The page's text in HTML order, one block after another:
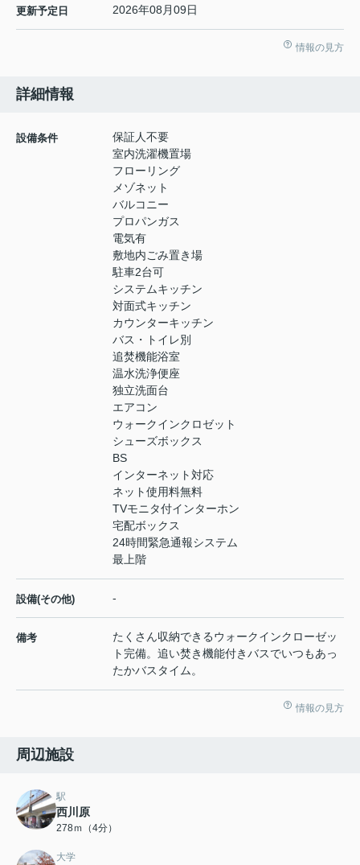
更新予定日 2026年08月09日
情報の見方
詳細情報
設備条件
保証人不要
室内洗濯機置場
フローリング
メゾネット
バルコニー
プロパンガス
電気有
敷地内ごみ置き場
駐車2台可
システムキッチン
対面式キッチン
カウンターキッチン
バス・トイレ別
追焚機能浴室
温水洗浄便座
独立洗面台
エアコン
ウォークインクロゼット
シューズボックス
BS
インターネット対応
ネット使用料無料
TVモニタ付インターホン
宅配ボックス
24時間緊急通報システム
最上階
設備(その他) -
備考
たくさん収納できるウォークインクローゼッ
ト完備。追い焚き機能付きバスでいつもあっ
たかバスタイム。
情報の見方
周辺施設
駅
西川原
278ｍ（4分）
大学